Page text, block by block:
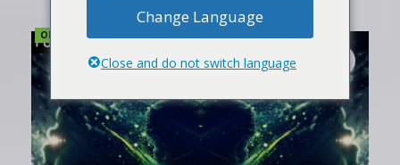
OFFRE LIMITÉE !
Change Language
Close and do not switch language